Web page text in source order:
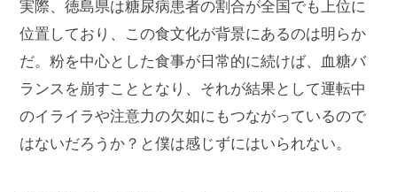
実際、徳島県は糖尿病患者の割合が全国でも上位に
位置しており、この食文化が背景にあるのは明らか
だ。粉を中心とした食事が日常的に続けば、血糖バ
ランスを崩すこととなり、それが結果として運転中
のイライラや注意力の欠如にもつながっているので
はないだろうか？と僕は感じずにはいられない。